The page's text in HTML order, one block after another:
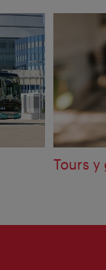
Tours y